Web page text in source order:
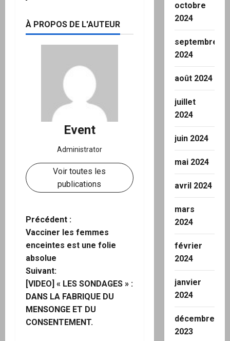
À PROPOS DE L'AUTEUR
Event
Administrator
Voir toutes les
publications
N
a
v
i
g
a
Précédent :
Vacciner les femmes
enceintes est une folie
absolue
Suivant:
[VIDEO] « LES SONDAGES » :
DANS LA FABRIQUE DU
MENSONGE ET DU
CONSENTEMENT.
octobre
2024
septembre
2024
août 2024
juillet
2024
juin 2024
mai 2024
avril 2024
mars
2024
février
2024
janvier
2024
décembre
2023